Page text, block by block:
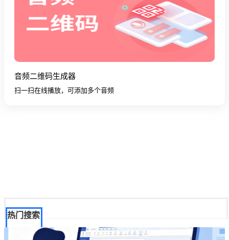
音频二维码生成器
扫一扫在线播放，可添加多个音频
热门搜索